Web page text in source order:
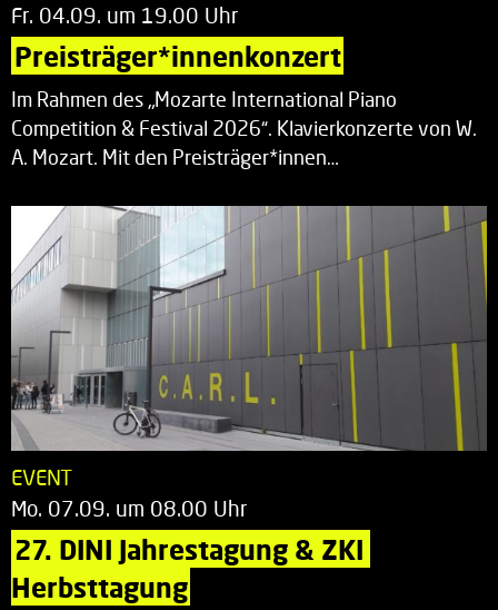
Fr. 04.09. um 19.00 Uhr
Preisträger*innenkonzert
Im Rahmen des „Mozarte International Piano
Competition & Festival 2026“. Klavierkonzerte von W.
A. Mozart. Mit den Preisträger*innen…
EVENT
Mo. 07.09. um 08.00 Uhr
27. DINI Jahrestagung & ZKI
Herbsttagung